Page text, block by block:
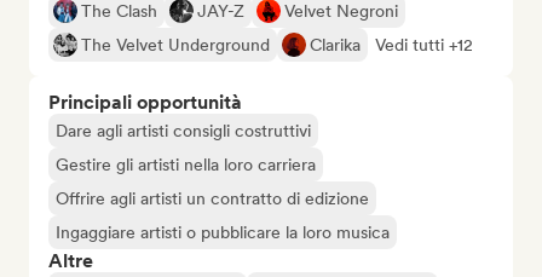
The Clash
JAY-Z
Velvet Negroni
The Velvet Underground
Clarika Vedi tutti +12
Principali opportunità
Dare agli artisti consigli costruttivi
Gestire gli artisti nella loro carriera
Offrire agli artisti un contratto di edizione
Ingaggiare artisti o pubblicare la loro musica
Altre